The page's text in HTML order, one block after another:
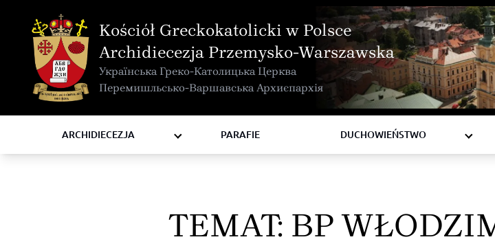
Kościół Greckokatolicki w Polsce
Archidiecezja Przemysko-Warszawska
Українська Греко-Католицька Церква
Перемишльсько-Варшавська Архиєпархія
ARCHIDIECEZJA
KURIA METROPOLITALNA
KAPITUŁA
KOMISJE I WYDZIAŁY
RADY
ZAKONY I ZGROMADZENIA
PARAFIE
DUCHOWIEŃSTWO
BISKUPI
KSIĘŻA
TEMAT: BP